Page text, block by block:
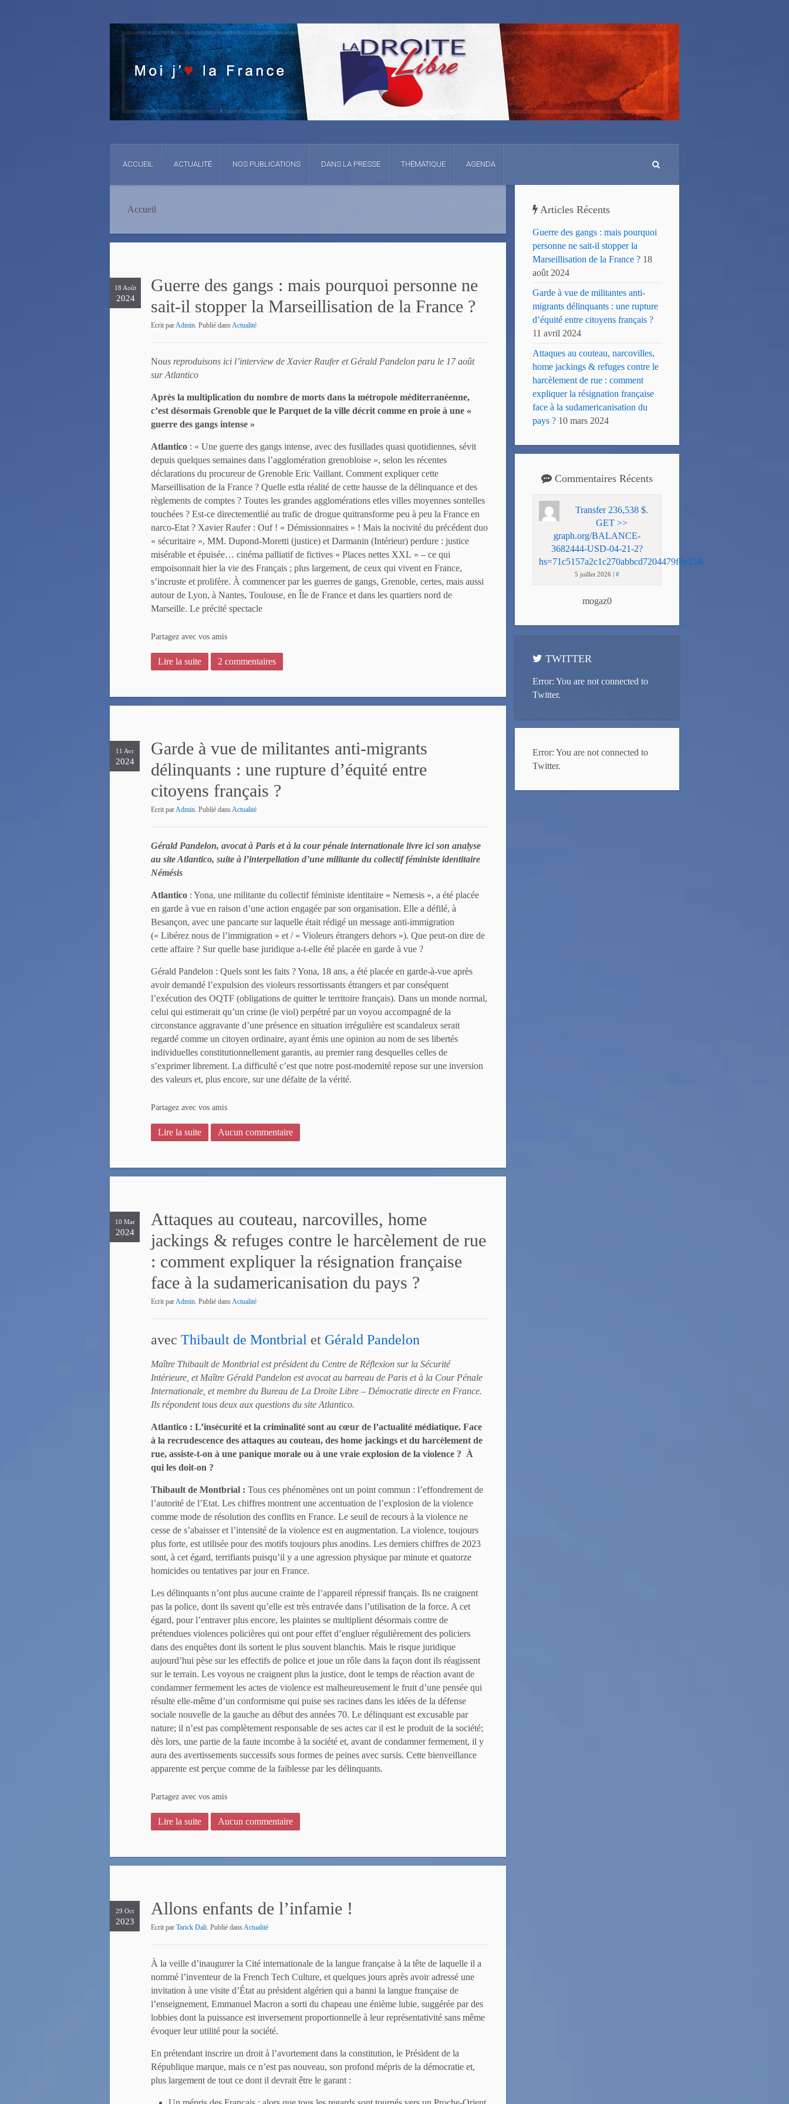
ACCUEIL ACTUALITÉ NOS PUBLICATIONS DANS LA PRESSE THÉMATIQUE AGENDA
Accueil
18 Août
2024
Guerre des gangs : mais pourquoi personne ne
sait-il stopper la Marseillisation de la France ?
Ecrit parAdmin. Publié dansActualité
Nous reproduisons ici l’interview de Xavier Raufer et Gérald Pandelon paru le 17 août
sur Atlantico
Après la multiplication du nombre de morts dans la métropole méditerranéenne,
c’est désormais Grenoble que le Parquet de la ville décrit comme en proie à une «
guerre des gangs intense »
Atlantico : « Une guerre des gangs intense, avec des fusillades quasi quotidiennes, sévit
depuis quelques semaines dans l’agglomération grenobloise », selon les récentes
déclarations du procureur de Grenoble Eric Vaillant. Comment expliquer cette
Marseillisation de la France ? Quelle estla réalité de cette hausse de la délinquance et des
règlements de comptes ? Toutes les grandes agglomérations etles villes moyennes sontelles
touchées ? Est-ce directementlié au trafic de drogue quitransforme peu à peu la France en
narco-Etat ? Xavier Raufer : Ouf ! « Démissionnaires » ! Mais la nocivité du précédent duo
« sécuritaire », MM. Dupond-Moretti (justice) et Darmanin (Intérieur) perdure : justice
misérable et épuisée… cinéma palliatif de fictives « Places nettes XXL » – ce qui
empoisonnait hier la vie des Français ; plus largement, de ceux qui vivent en France,
s’incruste et prolifère. À commencer par les guerres de gangs, Grenoble, certes, mais aussi
autour de Lyon, à Nantes, Toulouse, en Île de France et dans les quartiers nord de
Marseille. Le précité spectacle
Partagez avec vos amis
Lire la suite 2 commentaires
11 Avr
2024
Garde à vue de militantes anti-migrants
délinquants : une rupture d’équité entre
citoyens français ?
Ecrit parAdmin. Publié dansActualité
Gérald Pandelon, avocat à Paris et à la cour pénale internationale livre ici son analyse
au site Atlantico, suite à l’interpellation d’une militante du collectif féministe identitaire
Némésis
Atlantico : Yona, une militante du collectif féministe identitaire « Nemesis », a été placée
en garde à vue en raison d’une action engagée par son organisation. Elle a défilé, à
Besançon, avec une pancarte sur laquelle était rédigé un message anti-immigration
(« Libérez nous de l’immigration » et / « Violeurs étrangers dehors »). Que peut-on dire de
cette affaire ? Sur quelle base juridique a-t-elle été placée en garde à vue ?
Gérald Pandelon : Quels sont les faits ? Yona, 18 ans, a été placée en garde-à-vue après
avoir demandé l’expulsion des violeurs ressortissants étrangers et par conséquent
l’exécution des OQTF (obligations de quitter le territoire français). Dans un monde normal,
celui qui estimerait qu’un crime (le viol) perpétré par un voyou accompagné de la
circonstance aggravante d’une présence en situation irrégulière est scandaleux serait
regardé comme un citoyen ordinaire, ayant émis une opinion au nom de ses libertés
individuelles constitutionnellement garantis, au premier rang desquelles celles de
s’exprimer librement. La difficulté c’est que notre post-modernité repose sur une inversion
des valeurs et, plus encore, sur une défaite de la vérité.
Partagez avec vos amis
Lire la suite Aucun commentaire
10 Mar
2024
Attaques au couteau, narcovilles, home
jackings & refuges contre le harcèlement de rue
: comment expliquer la résignation française
face à la sudamericanisation du pays ?
Ecrit parAdmin. Publié dansActualité
avec Thibault de Montbrial et Gérald Pandelon
Maître Thibault de Montbrial est président du Centre de Réflexion sur la Sécurité
Intérieure, et Maître Gérald Pandelon est avocat au barreau de Paris et à la Cour Pénale
Internationale, et membre du Bureau de La Droite Libre – Démocratie directe en France.
Ils répondent tous deux aux questions du site Atlantico.
Atlantico : L’insécurité et la criminalité sont au cœur de l’actualité médiatique. Face
à la recrudescence des attaques au couteau, des home jackings et du harcèlement de
rue, assiste-t-on à une panique morale ou à une vraie explosion de la violence ? À
qui les doit-on ?
Thibault de Montbrial : Tous ces phénomènes ont un point commun : l’effondrement de
l’autorité de l’Etat. Les chiffres montrent une accentuation de l’explosion de la violence
comme mode de résolution des conflits en France. Le seuil de recours à la violence ne
cesse de s’abaisser et l’intensité de la violence est en augmentation. La violence, toujours
plus forte, est utilisée pour des motifs toujours plus anodins. Les derniers chiffres de 2023
sont, à cet égard, terrifiants puisqu’il y a une agression physique par minute et quatorze
homicides ou tentatives par jour en France.
Les délinquants n’ont plus aucune crainte de l’appareil répressif français. Ils ne craignent
pas la police, dont ils savent qu’elle est très entravée dans l’utilisation de la force. A cet
égard, pour l’entraver plus encore, les plaintes se multiplient désormais contre de
prétendues violences policières qui ont pour effet d’engluer régulièrement des policiers
dans des enquêtes dont ils sortent le plus souvent blanchis. Mais le risque juridique
aujourd’hui pèse sur les effectifs de police et joue un rôle dans la façon dont ils réagissent
sur le terrain. Les voyous ne craignent plus la justice, dont le temps de réaction avant de
condamner fermement les actes de violence est malheureusement le fruit d’une pensée qui
résulte elle-même d’un conformisme qui puise ses racines dans les idées de la défense
sociale nouvelle de la gauche au début des années 70. Le délinquant est excusable par
nature; il n’est pas complètement responsable de ses actes car il est le produit de la société;
dès lors, une partie de la faute incombe à la société et, avant de condamner fermement, il y
aura des avertissements successifs sous formes de peines avec sursis. Cette bienveillance
apparente est perçue comme de la faiblesse par les délinquants.
Partagez avec vos amis
Lire la suite Aucun commentaire
29 Oct
2023
Allons enfants de l’infamie !
Ecrit par Tarick Dali. Publié dansActualité
À la veille d’inaugurer la Cité internationale de la langue française à la tête de laquelle il a
nommé l’inventeur de la French Tech Culture, et quelques jours après avoir adressé une
invitation à une visite d’État au président algérien qui a banni la langue française de
l’enseignement, Emmanuel Macron a sorti du chapeau une énième lubie, suggérée par des
lobbies dont la puissance est inversement proportionnelle à leur représentativité sans même
évoquer leur utilité pour la société.
En prétendant inscrire un droit à l’avortement dans la constitution, le Président de la
République marque, mais ce n’est pas nouveau, son profond mépris de la démocratie et,
plus largement de tout ce dont il devrait être le garant :
Articles Récents
Guerre des gangs : mais pourquoi
personne ne sait-il stopper la
Marseillisation de la France ? 18
août 2024
Garde à vue de militantes anti-
migrants délinquants : une rupture
d’équité entre citoyens français ?
11 avril 2024
Attaques au couteau, narcovilles,
home jackings & refuges contre le
harcèlement de rue : comment
expliquer la résignation française
face à la sudamericanisation du
pays ? 10 mars 2024
Commentaires Récents
Transfer 236,538 $.
GET >>
graph.org/BALANCE-
3682444-USD-04-21-2?
hs=71c5157a2c1c270abbcd7204479f8e55&
5 juillet 2026 | #
mogaz0
TWITTER
Error: You are not connected to
Twitter.
Error: You are not connected to
Twitter.